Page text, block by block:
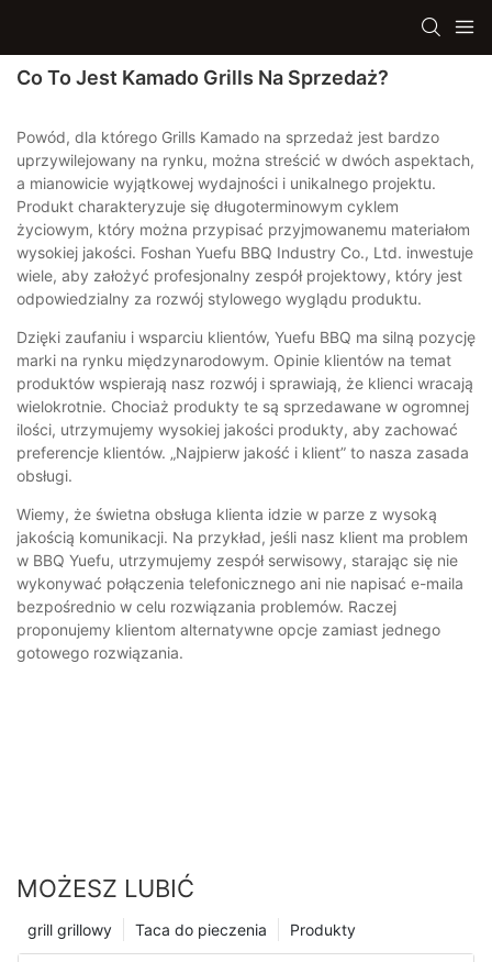
Co To Jest Kamado Grills Na Sprzedaż?
Powód, dla którego Grills Kamado na sprzedaż jest bardzo
uprzywilejowany na rynku, można streścić w dwóch aspektach,
a mianowicie wyjątkowej wydajności i unikalnego projektu.
Produkt charakteryzuje się długoterminowym cyklem
życiowym, który można przypisać przyjmowanemu materiałom
wysokiej jakości. Foshan Yuefu BBQ Industry Co., Ltd. inwestuje
wiele, aby założyć profesjonalny zespół projektowy, który jest
odpowiedzialny za rozwój stylowego wyglądu produktu.
Dzięki zaufaniu i wsparciu klientów, Yuefu BBQ ma silną pozycję
marki na rynku międzynarodowym. Opinie klientów na temat
produktów wspierają nasz rozwój i sprawiają, że klienci wracają
wielokrotnie. Chociaż produkty te są sprzedawane w ogromnej
ilości, utrzymujemy wysokiej jakości produkty, aby zachować
preferencje klientów. „Najpierw jakość i klient” to nasza zasada
obsługi.
Wiemy, że świetna obsługa klienta idzie w parze z wysoką
jakością komunikacji. Na przykład, jeśli nasz klient ma problem
w BBQ Yuefu, utrzymujemy zespół serwisowy, starając się nie
wykonywać połączenia telefonicznego ani nie napisać e-maila
bezpośrednio w celu rozwiązania problemów. Raczej
proponujemy klientom alternatywne opcje zamiast jednego
gotowego rozwiązania.
MOŻESZ LUBIĆ
Produkty
Taca do pieczenia
grill grillowy